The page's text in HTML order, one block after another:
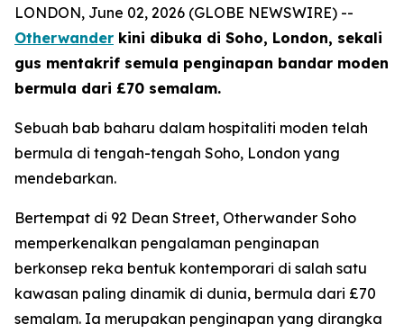
LONDON, June 02, 2026 (GLOBE NEWSWIRE) --
Otherwander kini dibuka di Soho, London, sekali
gus mentakrif semula penginapan bandar moden
bermula dari £70 semalam.
Sebuah bab baharu dalam hospitaliti moden telah
bermula di tengah-tengah Soho, London yang
mendebarkan.
Bertempat di 92 Dean Street, Otherwander Soho
memperkenalkan pengalaman penginapan
berkonsep reka bentuk kontemporari di salah satu
kawasan paling dinamik di dunia, bermula dari £70
semalam. Ia merupakan penginapan yang dirangka